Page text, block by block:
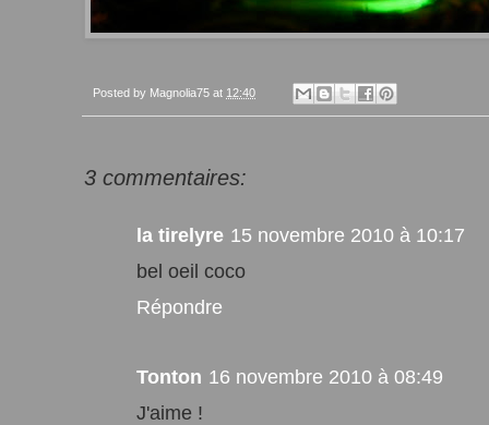
Posted by Magnolia75 at 12:40
3 commentaires:
la tirelyre 15 novembre 2010 à 10:17
bel oeil coco
Répondre
Tonton 16 novembre 2010 à 08:49
J'aime !